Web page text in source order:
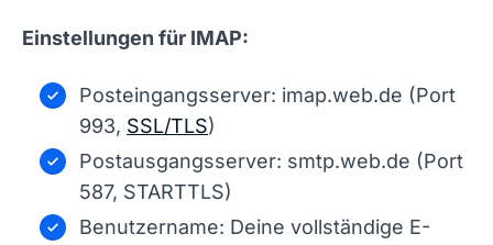
Einstellungen für IMAP:
Posteingangsserver: imap.web.de (Port
993, SSL/TLS)
Postausgangsserver: smtp.web.de (Port
587, STARTTLS)
Benutzername: Deine vollständige E-